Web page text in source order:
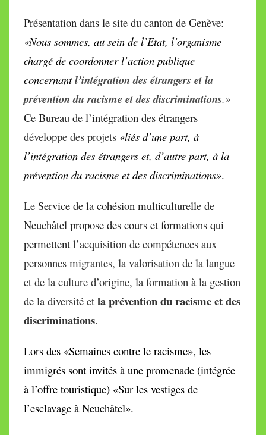
Présentation dans le site du canton de Genève:
«Nous sommes, au sein de l’Etat, l’organisme
chargé de coordonner l’action publique
concernantl’intégration des étrangers et la
prévention du racisme et des discriminations.»
Ce Bureau de l’intégration des étrangers
développe des projets «liés d’une part, à
l’intégration des étrangers et, d’autre part, à la
prévention du racisme et des discriminations».
Le Service de la cohésion multiculturelle de
Neuchâtel propose des cours et formations qui
permettent l’acquisition de compétences aux
personnes migrantes, la valorisation de la langue
et de la culture d’origine, la formation à la gestion
de la diversité et la prévention du racisme et des
discriminations.
Lors des «Semaines contre le racisme», les
immigrés sont invités à une promenade (intégrée
à l’offre touristique) «Sur les vestiges de
l’esclavage à Neuchâtel».